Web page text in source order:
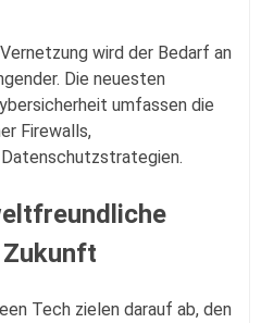
wird der Bedarf an
Die neuesten
umfassen die
Firewalls,
Datenschutzstrategien.
Tech zielen darauf ab, den